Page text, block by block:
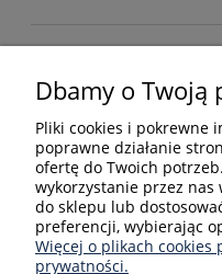
Bezpieczne formy
Dbamy o Twoją
Pliki cookies i pokrewne
poprawne działanie
ofertę do Twoich
wykorzystanie przez
do sklepu lub
preferencji, wybierając
Więcej o plikach cookies
prywatności.